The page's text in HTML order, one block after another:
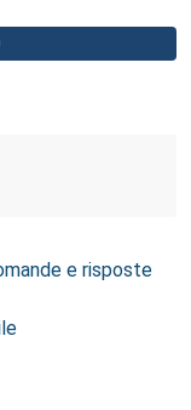
e risposte